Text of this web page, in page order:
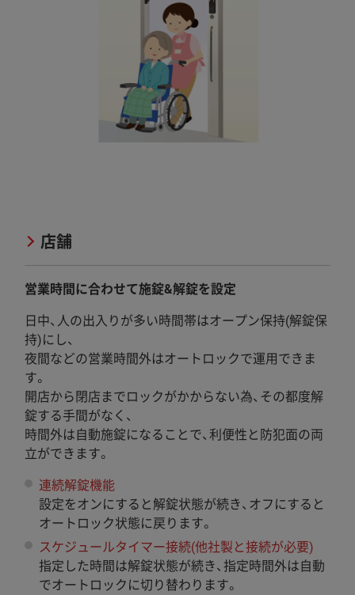
店舗
営業時間に合わせて施錠&解錠を設定
日中、人の出入りが多い時間帯はオープン保持(解錠保
持)にし、
夜間などの営業時間外はオートロックで運用できま
す。
開店から閉店までロックがかからない為、その都度解
錠する手間がなく、
時間外は自動施錠になることで、利便性と防犯面の両
立ができます。
連続解錠機能
設定をオンにすると解錠状態が続き、オフにすると
オートロック状態に戻ります。
スケジュールタイマー接続(他社製と接続が必要)
指定した時間は解錠状態が続き、指定時間外は自動
でオートロックに切り替わります。